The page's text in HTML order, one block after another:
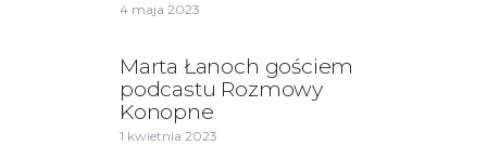
4 maja 2023
Marta Łanoch gościem
podcastu Rozmowy
Konopne
1 kwietnia 2023